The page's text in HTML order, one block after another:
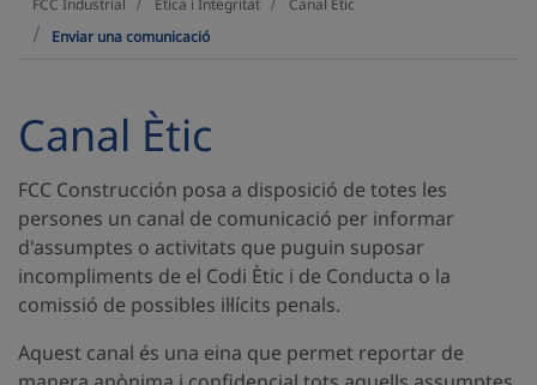
FCC Industrial
Enviar una comunicació
Canal Ètic
FCC Construcción posa a disposició de totes les
persones un canal de comunicació per informar
d'assumptes o activitats que puguin suposar
incompliments de el Codi Ètic i de Conducta o la
comissió de possibles il·lícits penals.
Aquest canal és una eina que permet reportar de